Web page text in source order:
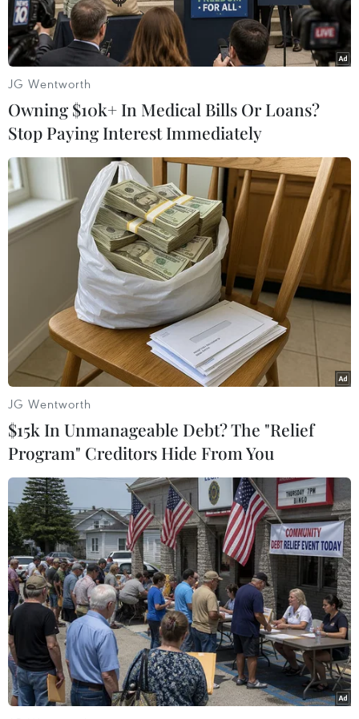
Tang vật ma túy được FARC thu giữ tại Cauca. (Nguồn:
AFP/TTXVN)
Chính phủ Colombia và nhóm Lực lượng vũ
trang cách mạng Colombia (FARC) ngày 16/5 đã
đạt được thỏa thuận về chống buôn bán ma túy,
nội dung thứ ba trong gói 5 điểm của tiến trình
hòa đàm nhằm chấm dứt cuộc xung đột vũ trang
kéo dài năm thập kỷ qua tại quốc gia Nam Mỹ
này.
và nhóm Quân đội giải phóng quốc gia (ELN)
tuyên bố đơn phương ngừng bắn từ ngày 20-
28/5, khoảng thời gian có cuộc bầu cử tổng
thống vào ngày 25/5.
Phát biểu họp báo tại thủ đô La Habana của
Cuba, đại diện nước chủ nhà Rodolfo Benitez
nêu rõ trong thỏa thuận mới được thông qua sau
các cuộc đàm phán tại đây, phái đoàn Chính phủ
Colombia và FARC nhất trí xóa bỏ vùng trồng
cây thuốc phiện thông qua một chiến dịch tái
JG Wentworth
Owning $10k+ In Medical Bills Or Loans?
Stop Paying Interest Immediately
JG Wentworth
$15k In Unmanageable Debt? The "Relief
Program" Creditors Hide From You